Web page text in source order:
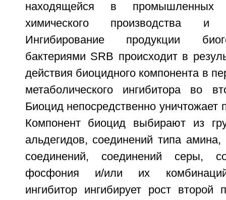
находящейся в промышленных
химического производства и
Ингибирование продукции
бактериями SRB происходит в
действия биоцидного компонента в
метаболического ингибитора во
Биоцид непосредственно
Компонент биоцид выбирают из
альдегидов, соединений типа амина,
соединений, соединений серы,
фосфония и/или их
ингибитор ингибирует рост